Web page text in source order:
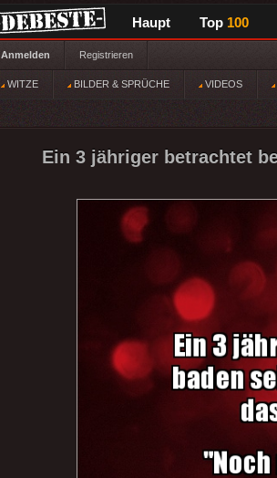
Haupt Top 100
Anmelden Registrieren
WITZE BILDER & SPRÜCHE VIDEOS
Ein 3 jähriger betrachtet